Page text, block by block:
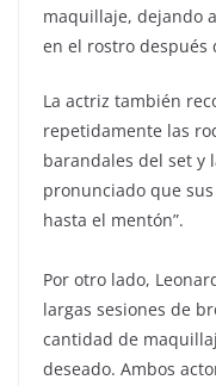
maquillaje, dejando
en el rostro después
La actriz también
repetidamente las
barandales del set y
pronunciado que
hasta el mentón”.
Por otro lado,
largas sesiones de
cantidad de
deseado. Ambos